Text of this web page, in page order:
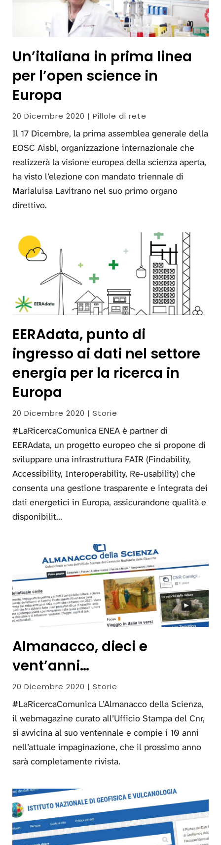
Un’italiana in prima linea
per l’open science in
Europa
20 Dicembre 2020 | Pillole di rete
Il 17 Dicembre, la prima assemblea generale della
EOSC Aisbl, organizzazione internazionale che
realizzerà la visione europea della scienza aperta,
ha visto l’elezione con mandato triennale di
Marialuisa Lavitrano nel suo primo organo
direttivo.
EERAdata, punto di
ingresso ai dati nel settore
energia per la ricerca in
Europa
20 Dicembre 2020 | Storie
#LaRicercaComunica ENEA è partner di
EERAdata, un progetto europeo che si propone di
sviluppare una infrastruttura FAIR (Findability,
Accessibility, Interoperability, Re-usability) che
consenta una gestione trasparente e integrata dei
dati energetici in Europa, assicurandone qualità e
disponibilit…
Almanacco, dieci e
vent’anni…
20 Dicembre 2020 | Storie
#LaRicercaComunica L’Almanacco della Scienza,
il webmagazine curato all’Ufficio Stampa del Cnr,
si avvicina al suo ventennale e compie i 10 anni
nell’attuale impaginazione, che il prossimo anno
sarà completamente rivista.